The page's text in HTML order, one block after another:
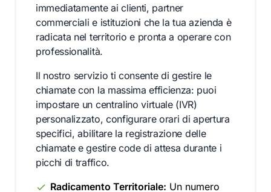
immediatamente ai clienti, partner
commerciali e istituzioni che la tua azienda è
radicata nel territorio e pronta a operare con
professionalità.
Il nostro servizio ti consente di gestire le
chiamate con la massima efficienza: puoi
impostare un centralino virtuale (IVR)
personalizzato, configurare orari di apertura
specifici, abilitare la registrazione delle
chiamate e gestire code di attesa durante i
picchi di traffico.
Radicamento Territoriale: Un numero